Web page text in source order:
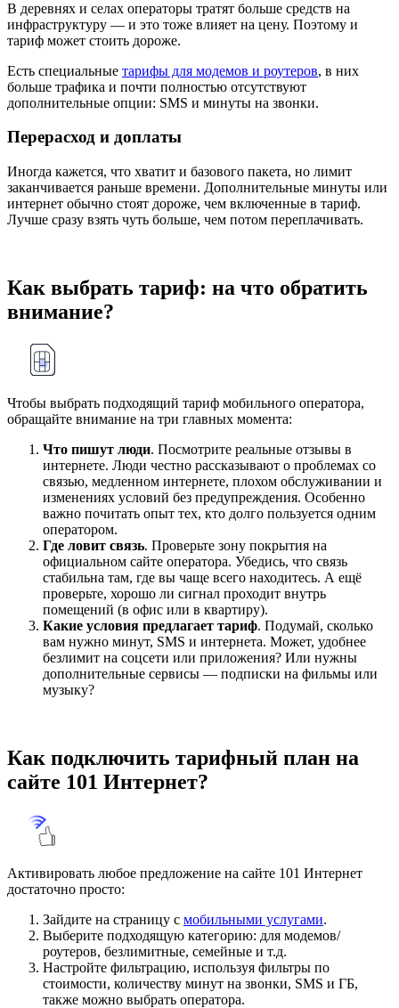
В деревнях и селах операторы тратят больше средств на
инфраструктуру — и это тоже влияет на цену. Поэтому и
тариф может стоить дороже.
Есть специальные тарифы для модемов и роутеров, в них
больше трафика и почти полностью отсутствуют
дополнительные опции: SMS и минуты на звонки.
Перерасход и доплаты
Иногда кажется, что хватит и базового пакета, но лимит
заканчивается раньше времени. Дополнительные минуты или
интернет обычно стоят дороже, чем включенные в тариф.
Лучше сразу взять чуть больше, чем потом переплачивать.
Как выбрать тариф: на что обратить
внимание?
Чтобы выбрать подходящий тариф мобильного оператора,
обращайте внимание на три главных момента:
Что пишут люди. Посмотрите реальные отзывы в
интернете. Люди честно рассказывают о проблемах со
связью, медленном интернете, плохом обслуживании и
изменениях условий без предупреждения. Особенно
важно почитать опыт тех, кто долго пользуется одним
оператором.
Где ловит связь. Проверьте зону покрытия на
официальном сайте оператора. Убедись, что связь
стабильна там, где вы чаще всего находитесь. А ещё
проверьте, хорошо ли сигнал проходит внутрь
помещений (в офис или в квартиру).
Какие условия предлагает тариф. Подумай, сколько
вам нужно минут, SMS и интернета. Может, удобнее
безлимит на соцсети или приложения? Или нужны
дополнительные сервисы — подписки на фильмы или
музыку?
Как подключить тарифный план на
сайте 101 Интернет?
Активировать любое предложение на сайте 101 Интернет
достаточно просто:
Зайдите на страницу с мобильными услугами.
Выберите подходящую категорию: для модемов/
роутеров, безлимитные, семейные и т.д.
Настройте фильтрацию, используя фильтры по
стоимости, количеству минут на звонки, SMS и ГБ,
также можно выбрать оператора.